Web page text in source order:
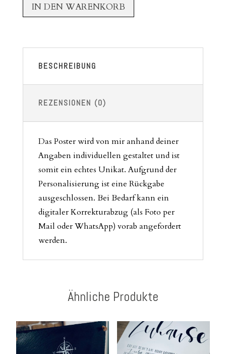
IN DEN WARENKORB
BESCHREIBUNG
REZENSIONEN (0)
Das Poster wird von mir anhand deiner
Angaben individuellen gestaltet und ist
somit ein echtes Unikat. Aufgrund der
Personalisierung ist eine Rückgabe
ausgeschlossen. Bei Bedarf kann ein
digitaler Korrekturabzug (als Foto per
Mail oder WhatsApp) vorab angefordert
werden.
Ähnliche Produkte